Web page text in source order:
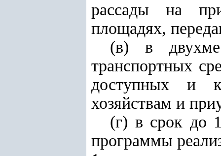
рассады на
площадях,
(в) в
транспортных
доступных и
хозяйствам и
(г) в срок до
программы